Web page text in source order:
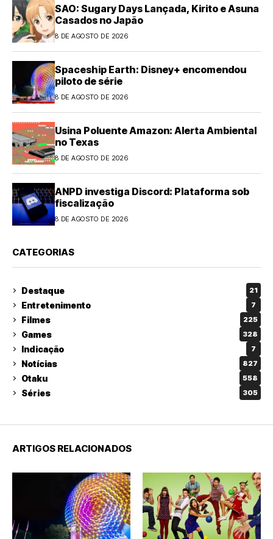
SAO: Sugary Days Lançada, Kirito e Asuna
Casados no Japão
8 DE AGOSTO DE 2026
Spaceship Earth: Disney+ encomendou
piloto de série
8 DE AGOSTO DE 2026
Usina Poluente Amazon: Alerta Ambiental
no Texas
8 DE AGOSTO DE 2026
ANPD investiga Discord: Plataforma sob
fiscalização
8 DE AGOSTO DE 2026
CATEGORIAS
Destaque 21
Entretenimento 7
Filmes 225
Games 328
Indicação 7
Notícias 827
Otaku 558
Séries 305
ARTIGOS RELACIONADOS